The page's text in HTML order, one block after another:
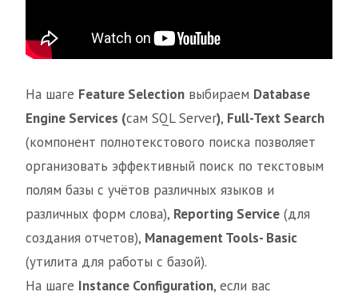
На шаге Feature Selection выбираем Database
Engine Services (сам SQL Server), Full-Text Search
(компонент полнотекстового поиска позволяет
организовать эффективный поиск по текстовым
полям базы с учётов различных языков и
различных форм слова), Reporting Service (для
создания отчетов), Management Tools- Basic
(утилита для работы с базой).
На шаге Instance Configuration, если вас